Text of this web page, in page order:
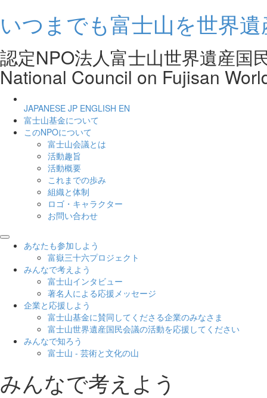
いつまでも富士山を世界
認定NPO法人富士山世界遺産
National Council on Fujisan
JAPANESE JP ENGLISH EN
富士山基金について
このNPOについて
富士山会議とは
活動趣旨
活動概要
これまでの歩み
組織と体制
ロゴ・キャラクター
お問い合わせ
あなたも参加しよう
富嶽三十六プロジェクト
みんなで考えよう
富士山インタビュー
著名人による応援メッセージ
企業と応援しよう
富士山基金に賛同してくださる企業のみなさま
富士山世界遺産国民会議の活動を応援してください
みんなで知ろう
富士山 - 芸術と文化の山
みんなで考えよう